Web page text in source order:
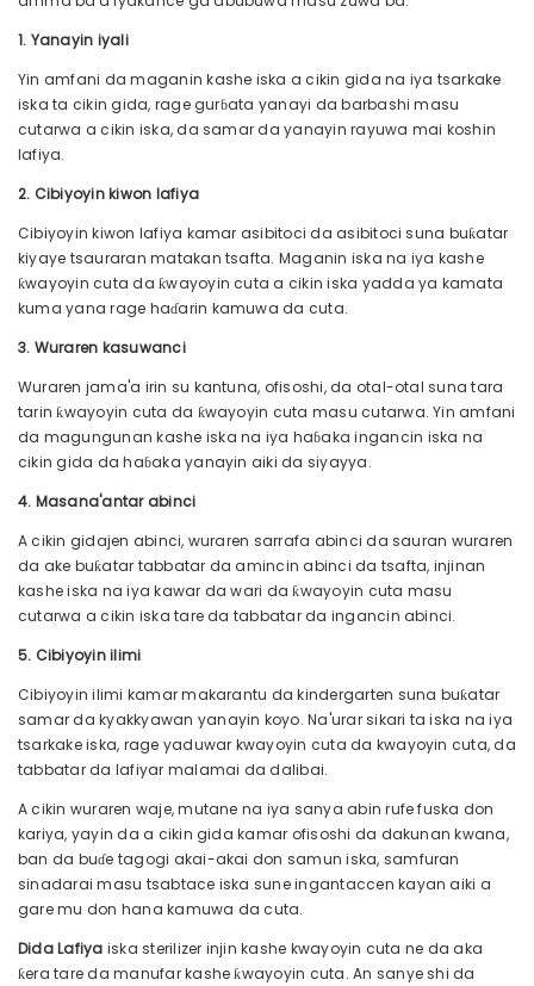
1. Yanayin iyali
Yin amfani da maganin kashe iska a cikin gida na iya tsarkake
iska ta cikin gida, rage gurɓata yanayi da barbashi masu
cutarwa a cikin iska, da samar da yanayin rayuwa mai koshin
lafiya.
2. Cibiyoyin kiwon lafiya
Cibiyoyin kiwon lafiya kamar asibitoci da asibitoci suna buƙatar
kiyaye tsauraran matakan tsafta. Maganin iska na iya kashe
ƙwayoyin cuta da ƙwayoyin cuta a cikin iska yadda ya kamata
kuma yana rage haɗarin kamuwa da cuta.
3. Wuraren kasuwanci
Wuraren jama'a irin su kantuna, ofisoshi, da otal-otal suna tara
tarin ƙwayoyin cuta da ƙwayoyin cuta masu cutarwa. Yin amfani
da magungunan kashe iska na iya haɓaka ingancin iska na
cikin gida da haɓaka yanayin aiki da siyayya.
4. Masana'antar abinci
A cikin gidajen abinci, wuraren sarrafa abinci da sauran wuraren
da ake buƙatar tabbatar da amincin abinci da tsafta, injinan
kashe iska na iya kawar da wari da ƙwayoyin cuta masu
cutarwa a cikin iska tare da tabbatar da ingancin abinci.
5. Cibiyoyin ilimi
Cibiyoyin ilimi kamar makarantu da kindergarten suna buƙatar
samar da kyakkyawan yanayin koyo. Na'urar sikari ta iska na iya
tsarkake iska, rage yaduwar kwayoyin cuta da kwayoyin cuta, da
tabbatar da lafiyar malamai da dalibai.
A cikin wuraren waje, mutane na iya sanya abin rufe fuska don
kariya, yayin da a cikin gida kamar ofisoshi da dakunan kwana,
ban da buɗe tagogi akai-akai don samun iska, samfuran
sinadarai masu tsabtace iska sune ingantaccen kayan aiki a
gare mu don hana kamuwa da cuta.
Dida Lafiya iska sterilizer injin kashe kwayoyin cuta ne da aka
ƙera tare da manufar kashe ƙwayoyin cuta. An sanye shi da